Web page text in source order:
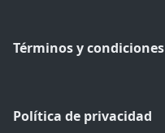
Términos y condiciones
Política de privacidad